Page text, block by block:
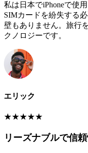
私は日本でiPhoneで使
SIMカードを紛失する
壁もありません。旅行
クノロジーです。
エリック
★★★★★
リーズナブルで信